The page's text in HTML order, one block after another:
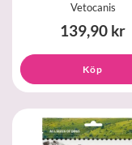
Vetocanis
139,90 kr
Köp